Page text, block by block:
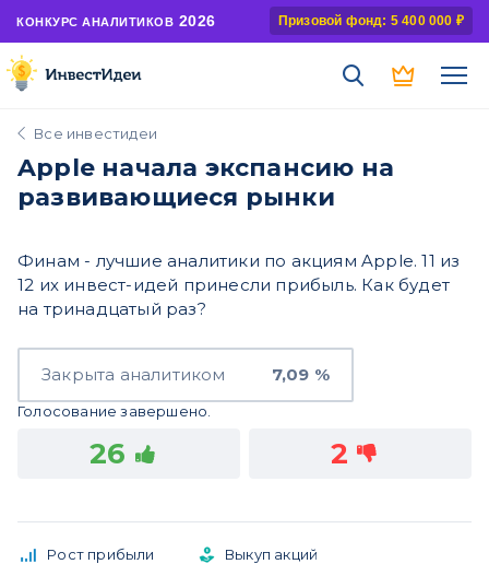
КОНКУРС АНАЛИТИКОВ 2026 Призовой фонд: 5 400 000 ₽
Все инвестидеи
Apple начала экспансию на
развивающиеся рынки
Финам - лучшие аналитики по акциям Apple. 11 из
12 их инвест-идей принесли прибыль. Как будет
на тринадцатый раз?
Закрыта аналитиком 7,09 %
Голосование завершено.
26 2
Рост прибыли
Выкуп акций